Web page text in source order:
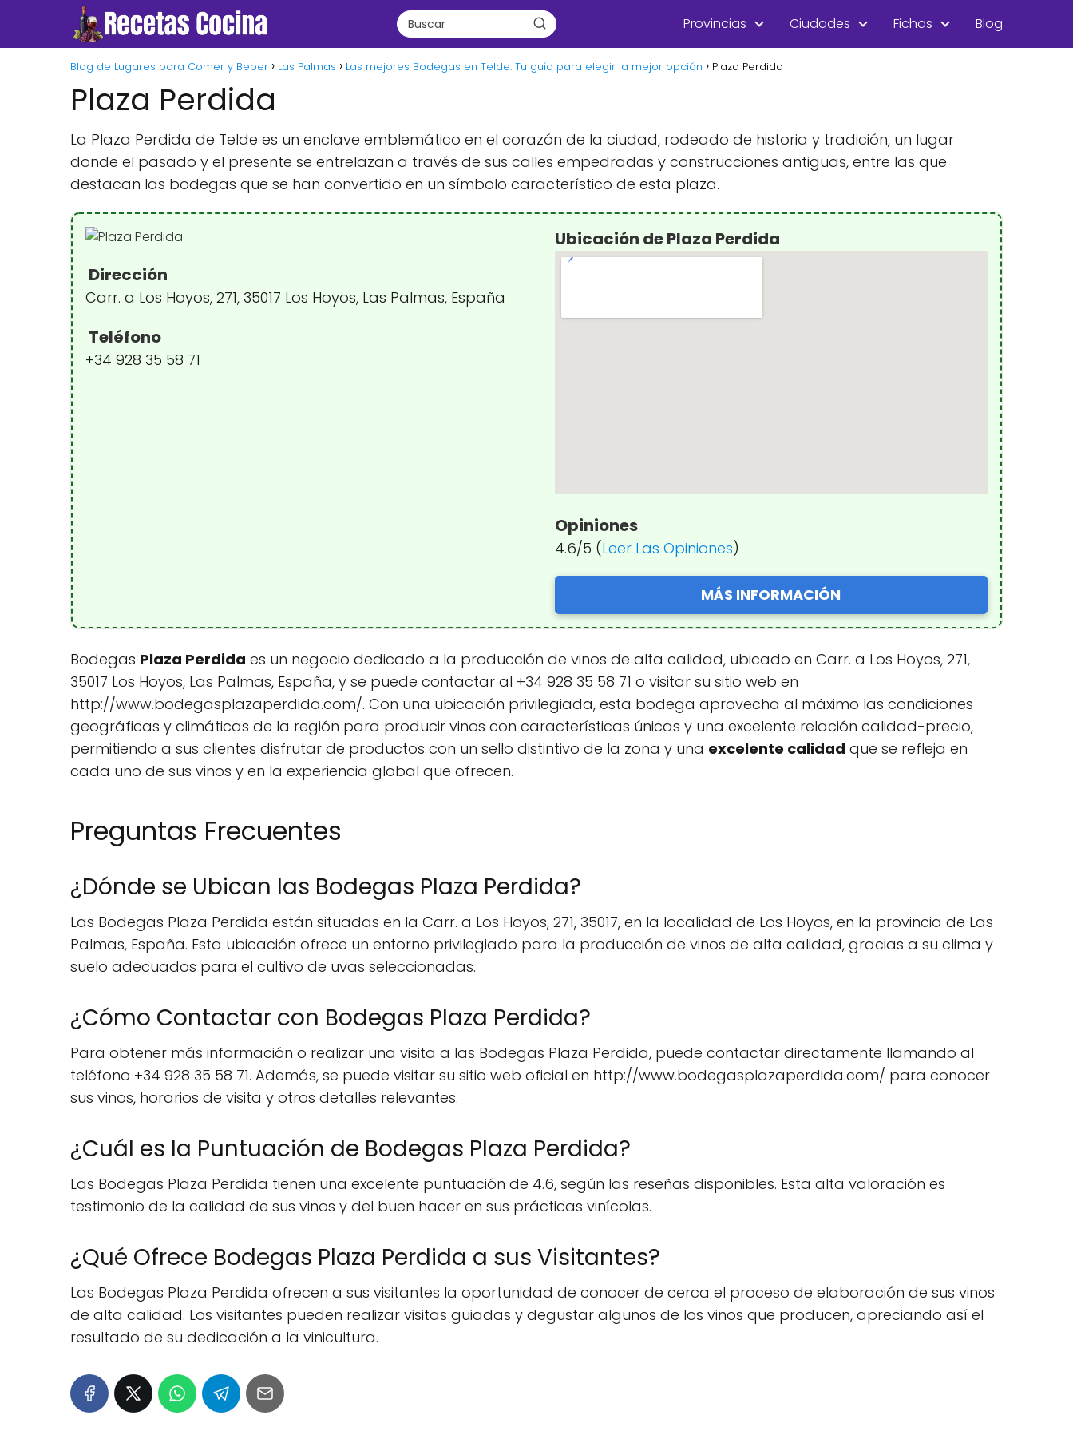
Provincias Ciudades Fichas Blog
Blog de Lugares para Comer y Beber Las Palmas Las mejores Bodegas en Telde: Tu guía para elegir la mejor opción Plaza Perdida
Plaza Perdida
La Plaza Perdida de Telde es un enclave emblemático en el corazón de la ciudad, rodeado de historia y tradición, un lugar
donde el pasado y el presente se entrelazan a través de sus calles empedradas y construcciones antiguas, entre las que
destacan las bodegas que se han convertido en un símbolo característico de esta plaza.
Dirección
Carr. a Los Hoyos, 271, 35017 Los Hoyos, Las Palmas, España
Teléfono
+34 928 35 58 71
Ubicación de Plaza Perdida
Opiniones
4.6/5 (Leer Las Opiniones)
MÁS INFORMACIÓN
Bodegas Plaza Perdida es un negocio dedicado a la producción de vinos de alta calidad, ubicado en Carr. a Los Hoyos, 271,
35017 Los Hoyos, Las Palmas, España, y se puede contactar al +34 928 35 58 71 o visitar su sitio web en
http://www.bodegasplazaperdida.com/. Con una ubicación privilegiada, esta bodega aprovecha al máximo las condiciones
geográficas y climáticas de la región para producir vinos con características únicas y una excelente relación calidad-precio,
permitiendo a sus clientes disfrutar de productos con un sello distintivo de la zona y una excelente calidad que se refleja en
cada uno de sus vinos y en la experiencia global que ofrecen.
Preguntas Frecuentes
¿Dónde se Ubican las Bodegas Plaza Perdida?
Las Bodegas Plaza Perdida están situadas en la Carr. a Los Hoyos, 271, 35017, en la localidad de Los Hoyos, en la provincia de Las
Palmas, España. Esta ubicación ofrece un entorno privilegiado para la producción de vinos de alta calidad, gracias a su clima y
suelo adecuados para el cultivo de uvas seleccionadas.
¿Cómo Contactar con Bodegas Plaza Perdida?
Para obtener más información o realizar una visita a las Bodegas Plaza Perdida, puede contactar directamente llamando al
teléfono +34 928 35 58 71. Además, se puede visitar su sitio web oficial en http://www.bodegasplazaperdida.com/ para conocer
sus vinos, horarios de visita y otros detalles relevantes.
¿Cuál es la Puntuación de Bodegas Plaza Perdida?
Las Bodegas Plaza Perdida tienen una excelente puntuación de 4.6, según las reseñas disponibles. Esta alta valoración es
testimonio de la calidad de sus vinos y del buen hacer en sus prácticas vinícolas.
¿Qué Ofrece Bodegas Plaza Perdida a sus Visitantes?
Las Bodegas Plaza Perdida ofrecen a sus visitantes la oportunidad de conocer de cerca el proceso de elaboración de sus vinos
de alta calidad. Los visitantes pueden realizar visitas guiadas y degustar algunos de los vinos que producen, apreciando así el
resultado de su dedicación a la vinicultura.